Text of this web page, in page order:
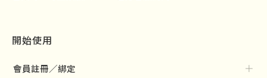
開始使用
會員註冊／綁定 ＋